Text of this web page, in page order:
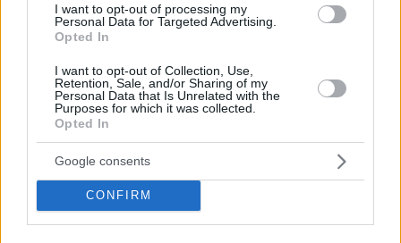
I want to opt-out of processing my
Personal Data for Targeted Advertising.
Opted In
I want to opt-out of Collection, Use,
Retention, Sale, and/or Sharing of my
Personal Data that Is Unrelated with the
Purposes for which it was collected.
Opted In
Google consents
CONFIRM
FÜRDŐSZOBA, MELLÉKHELYISÉG, WC
Egy zuhany, ami többet ad: hidromasszázs
zuhanypanel
A zuhanyzás sokáig a reggeli rohanás vagy az esti gyors
fürdés része...